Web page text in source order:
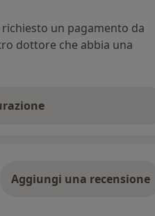
un pagamento da
dottore che abbia una
Aggiungi una recensione